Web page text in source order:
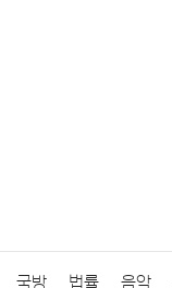
국방 법률 음악